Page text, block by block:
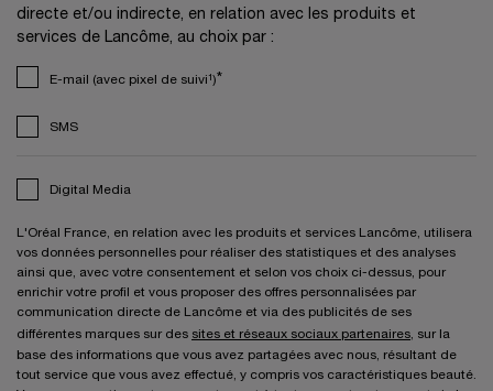
directe et/ou indirecte, en relation avec les produits et
services de Lancôme, au choix par :
E-mail (avec pixel de suivi¹)*
SMS
Digital Media
L'Oréal France, en relation avec les produits et services Lancôme, utilisera
vos données personnelles pour réaliser des statistiques et des analyses
ainsi que, avec votre consentement et selon vos choix ci-dessus, pour
enrichir votre profil et vous proposer des offres personnalisées par
communication directe de Lancôme et via des publicités de ses
différentes marques sur des sites et réseaux sociaux partenaires , sur la
base des informations que vous avez partagées avec nous, résultant de
tout service que vous avez effectué, y compris vos caractéristiques beauté.